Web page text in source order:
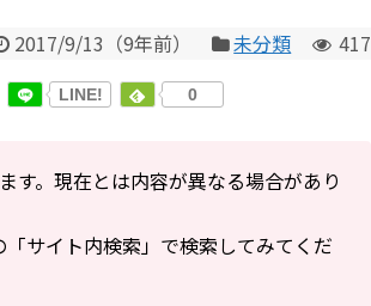
2017/9/13 （9年前） 未分類 417
LINE! 0
す。現在とは内容が異なる場合があり
サイト内検索」で検索してみてくだ